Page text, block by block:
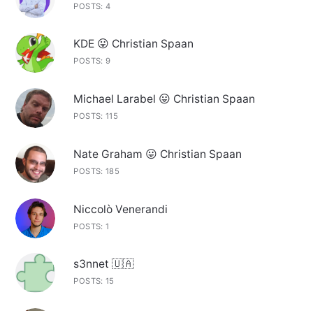
POSTS: 4
KDE 😛 Christian Spaan
POSTS: 9
Michael Larabel 😛 Christian Spaan
POSTS: 115
Nate Graham 😛 Christian Spaan
POSTS: 185
Niccolò Venerandi
POSTS: 1
s3nnet 🇺🇦
POSTS: 15